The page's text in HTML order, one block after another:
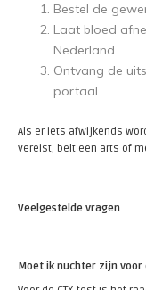
Bestel de
Laat bloed
Nederland
Ontvang de
portaal
Als er iets afwijkends
vereist, belt een arts of
Veelgestelde vragen
Moet ik nuchter zijn voor